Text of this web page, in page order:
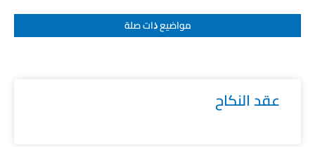
مواضيع ﺫات صلة
عقد النكاح